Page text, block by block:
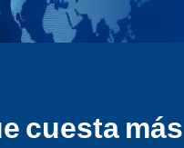
cuesta